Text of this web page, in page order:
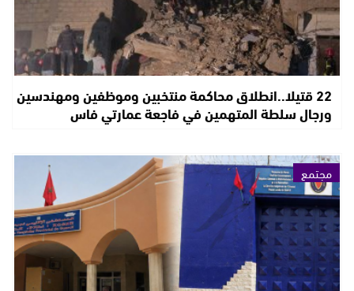
22 قتيلا..انطلاق محاكمة منتخبين وموظفين ومهندسين
ورجال سلطة المتهمين في فاجعة عمارتي فاس
مجتمع